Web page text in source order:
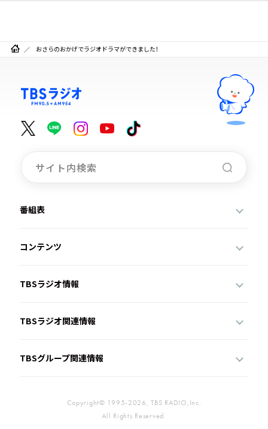
おさらのおかげでラジオドラマができました！
番組表
コンテンツ
TBSラジオ情報
TBSラジオ関連情報
TBSグループ関連情報
Copyright© 1995-2026, TBS RADIO,Inc.
All Rights Reserved.